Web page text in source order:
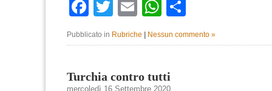
Facebook
TwitterEmailWhatsApp
Pubblicato in Rubriche Nessun commento »
Turchia contro tutti
mercoledì 16 Settembre 2020